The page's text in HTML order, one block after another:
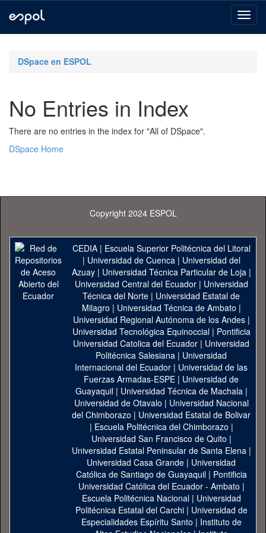
navigationDSpace en ESPOL
No Entries in Index
There are no entries in the index for "All of DSpace".
DSpace Home
Copyright 2024 ESPOL
CEDIA| Escuela Superior Politécnica del Litoral
| Universidad de Cuenca| Universidad del
Azuay| Universidad Técnica Particular de Loja|
Universidad Central del Ecuador| Universidad
Técnica del Norte | Universidad Estatal de
Milagro | Universidad Técnica de Ambato |
Universidad Regional Autónoma de los Andes|
Universidad Tecnológica Equinoccial| Pontificia
Universidad Catolica del Ecuador | Universidad
Politécnica Salesiana | Universidad
Internacional del Ecuador | Universidad de las
Fuerzas Armadas-ESPE | Universidad de
Guayaquil| Universidad Técnica de Machala|
Universidad de Otavalo | Universidad Nacional
del Chimborazo | Universidad Estatal de Bolivar
| Escuela Politécnica del Chimborazo |
Universidad San Francisco de Quito |
Universidad Estatal Peninsular de Santa Elena|
Universidad Casa Grande | Universidad
Católica de Santiago de Guayaquil| Pontificia
Universidad Católica del Ecuador - Ambato |
Escuela Politécnica Nacional| Universidad
Politécnica Estatal del Carchi| Universidad de
Especialidades Espíritu Santo | Instituto de